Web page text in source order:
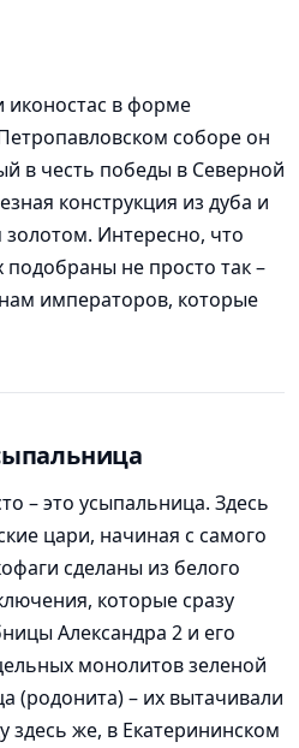
иконостас в форме
соборе он
в честь победы в Северной
конструкция из дуба и
Интересно, что
не просто так –
императоров, которые
– это усыпальница. Здесь
цари, начиная с самого
сделаны из белого
которые сразу
Александра 2 и его
монолитов зеленой
(родонита) – их вытачивали
здесь же, в Екатерининском